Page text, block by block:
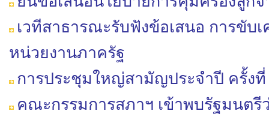
เวทีสาธารณะรับฟังข้อเสนอ การขับ
หน่วยงานภาครัฐ
การประชุมใหญ่สามัญประจำปี ครั้งที่
คณะกรรมการสภาฯ เข้าพบรัฐมนตรี